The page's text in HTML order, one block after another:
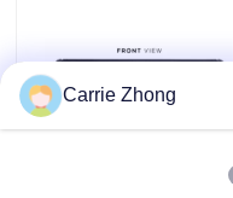
Enjoliveurs de
Tableau de bord de
Carrie Zhong